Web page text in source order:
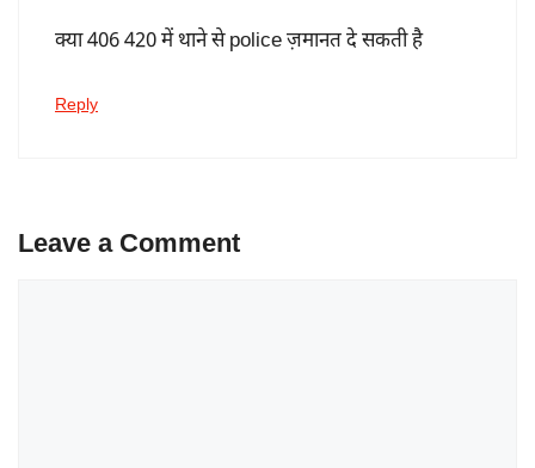
क्या 406 420 में थाने से police ज़मानत दे सकती है
Reply
Leave a Comment